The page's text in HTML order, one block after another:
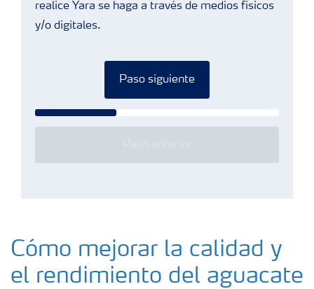
realice Yara se haga a través de medios físicos
y/o digitales.
Paso siguiente
Cómo mejorar la calidad y
el rendimiento del aguacate